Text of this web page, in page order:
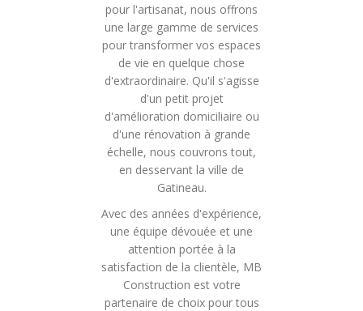
pour l'artisanat, nous offrons
une large gamme de services
pour transformer vos espaces
de vie en quelque chose
d'extraordinaire. Qu'il s'agisse
d'un petit projet
d'amélioration domiciliaire ou
d'une rénovation à grande
échelle, nous couvrons tout,
en desservant la ville de
Gatineau.
Avec des années d'expérience,
une équipe dévouée et une
attention portée à la
satisfaction de la clientèle, MB
Construction est votre
partenaire de choix pour tous